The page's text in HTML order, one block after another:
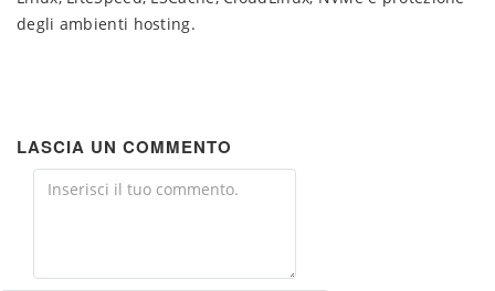
degli ambienti hosting.
LASCIA UN COMMENTO
Comment